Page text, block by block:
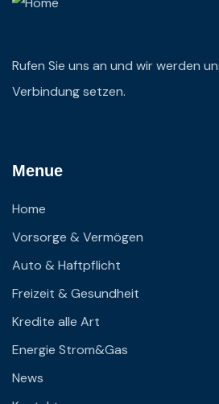
Rufen Sie uns an und wir werden
Verbindung setzen.
Menue
Home
Vorsorge & Vermögen
Auto & Haftpflicht
Freizeit & Gesundheit
Kredite alle Art
Energie Strom&Gas
News